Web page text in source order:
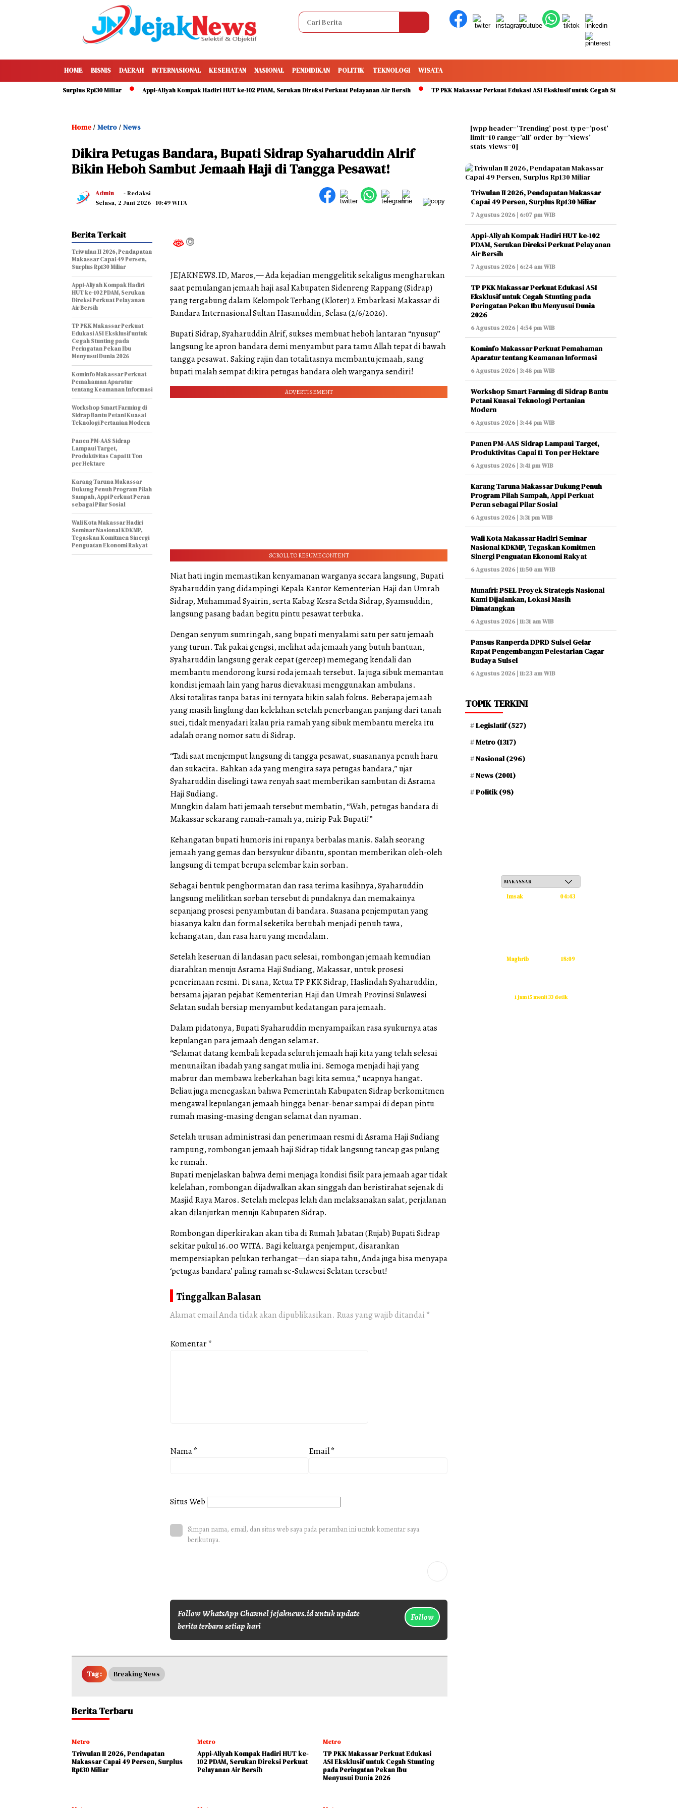
HOME BISNIS DAERAH INTERNASIONAL KESEHATAN NASIONAL PENDIDIKAN POLITIK TEKNOLOGI WISATA
49 Persen, Surplus Rp130 Miliar Appi-Aliyah Kompak Hadiri HUT ke-102 PDAM, Serukan Direksi Perkuat Pelayanan Air Bersih TP PKK Makassar Perkuat Edukasi ASI Eksklusif untuk Cegah Stunting pada Peringatan
Home / Metro / News
Dikira Petugas Bandara, Bupati Sidrap Syaharuddin Alrif
Bikin Heboh Sambut Jemaah Haji di Tangga Pesawat!
Admin
- Redaksi
Selasa, 2 Juni 2026- 10:49 WITA
JEJAKNEWS.ID, Maros,— Ada kejadian menggelitik sekaligus mengharukan
saat pemulangan jemaah haji asal Kabupaten Sidenreng Rappang (Sidrap)
yang tergabung dalam Kelompok Terbang (Kloter) 2 Embarkasi Makassar di
Bandara Internasional Sultan Hasanuddin, Selasa (2/6/2026).
Bupati Sidrap, Syaharuddin Alrif, sukses membuat heboh lantaran “nyusup”
langsung ke apron bandara demi menyambut para tamu Allah tepat di bawah
tangga pesawat. Saking rajin dan totalitasnya membantu jemaah, sang
bupati malah sempat dikira petugas bandara oleh warganya sendiri!
ADVERTISEMENT
SCROLL TO RESUME CONTENT
Niat hati ingin memastikan kenyamanan warganya secara langsung, Bupati
Syaharuddin yang didampingi Kepala Kantor Kementerian Haji dan Umrah
Sidrap, Muhammad Syairin, serta Kabag Kesra Setda Sidrap, Syamsuddin,
langsung pasang badan begitu pintu pesawat terbuka.
Dengan senyum sumringah, sang bupati menyalami satu per satu jemaah
yang turun. Tak pakai gengsi, melihat ada jemaah yang butuh bantuan,
Syaharuddin langsung gerak cepat (gercep) memegang kendali dan
membantu mendorong kursi roda jemaah tersebut. Ia juga sibuk memantau
kondisi jemaah lain yang harus dievakuasi menggunakan ambulans.
Aksi totalitas tanpa batas ini ternyata bikin salah fokus. Beberapa jemaah
yang masih linglung dan kelelahan setelah penerbangan panjang dari tanah
suci, tidak menyadari kalau pria ramah yang sibuk membantu mereka itu
adalah orang nomor satu di Sidrap.
“Tadi saat menjemput langsung di tangga pesawat, suasananya penuh haru
dan sukacita. Bahkan ada yang mengira saya petugas bandara,” ujar
Syaharuddin diselingi tawa renyah saat memberikan sambutan di Asrama
Haji Sudiang.
Mungkin dalam hati jemaah tersebut membatin, “Wah, petugas bandara di
Makassar sekarang ramah-ramah ya, mirip Pak Bupati!”
Kehangatan bupati humoris ini rupanya berbalas manis. Salah seorang
jemaah yang gemas dan bersyukur dibantu, spontan memberikan oleh-oleh
langsung di tempat berupa selembar kain sorban.
Sebagai bentuk penghormatan dan rasa terima kasihnya, Syaharuddin
langsung melilitkan sorban tersebut di pundaknya dan memakainya
sepanjang prosesi penyambutan di bandara. Suasana penjemputan yang
biasanya kaku dan formal seketika berubah menjadi penuh tawa,
kehangatan, dan rasa haru yang mendalam.
Setelah keseruan di landasan pacu selesai, rombongan jemaah kemudian
diarahkan menuju Asrama Haji Sudiang, Makassar, untuk prosesi
penerimaan resmi. Di sana, Ketua TP PKK Sidrap, Haslindah Syaharuddin,
bersama jajaran pejabat Kementerian Haji dan Umrah Provinsi Sulawesi
Selatan sudah bersiap menyambut kedatangan para jemaah.
Dalam pidatonya, Bupati Syaharuddin menyampaikan rasa syukurnya atas
kepulangan para jemaah dengan selamat.
“Selamat datang kembali kepada seluruh jemaah haji kita yang telah selesai
menunaikan ibadah yang sangat mulia ini. Semoga menjadi haji yang
mabrur dan membawa keberkahan bagi kita semua,” ucapnya hangat.
Beliau juga menegaskan bahwa Pemerintah Kabupaten Sidrap berkomitmen
mengawal kepulangan jemaah hingga benar-benar sampai di depan pintu
rumah masing-masing dengan selamat dan nyaman.
Setelah urusan administrasi dan penerimaan resmi di Asrama Haji Sudiang
rampung, rombongan jemaah haji Sidrap tidak langsung tancap gas pulang
ke rumah.
Bupati menjelaskan bahwa demi menjaga kondisi fisik para jemaah agar tidak
kelelahan, rombongan dijadwalkan akan singgah dan beristirahat sejenak di
Masjid Raya Maros. Setelah melepas lelah dan melaksanakan salat, perjalanan
akan dilanjutkan menuju Kabupaten Sidrap.
Rombongan diperkirakan akan tiba di Rumah Jabatan (Rujab) Bupati Sidrap
sekitar pukul 16.00 WITA. Bagi keluarga penjemput, disarankan
mempersiapkan pelukan terhangat—dan siapa tahu, Anda juga bisa menyapa
‘petugas bandara’ paling ramah se-Sulawesi Selatan tersebut!
Tinggalkan Balasan
Alamat email Anda tidak akan dipublikasikan. Ruas yang wajib ditandai *
Komentar*
Nama* Email*
Situs Web
Simpan nama, email, dan situs web saya pada peramban ini untuk komentar saya
berikutnya.
Follow WhatsApp Channel jejaknews.id untuk update
berita terbaru setiap hari
Follow
Berita Terkait
Triwulan II 2026, Pendapatan
Makassar Capai 49 Persen,
Surplus Rp130 Miliar
Appi-Aliyah Kompak Hadiri
HUT ke-102 PDAM, Serukan
Direksi Perkuat Pelayanan
Air Bersih
TP PKK Makassar Perkuat
Edukasi ASI Eksklusif untuk
Cegah Stunting pada
Peringatan Pekan Ibu
Menyusui Dunia 2026
Kominfo Makassar Perkuat
Pemahaman Aparatur
tentang Keamanan Informasi
Workshop Smart Farming di
Sidrap Bantu Petani Kuasai
Teknologi Pertanian Modern
Panen PM-AAS Sidrap
Lampaui Target,
Produktivitas Capai 11 Ton
per Hektare
Karang Taruna Makassar
Dukung Penuh Program Pilah
Sampah, Appi Perkuat Peran
sebagai Pilar Sosial
Wali Kota Makassar Hadiri
Seminar Nasional KDKMP,
Tegaskan Komitmen Sinergi
Penguatan Ekonomi Rakyat
Tag : Breaking News
Berita Terbaru
Metro
Triwulan II 2026, Pendapatan
Makassar Capai 49 Persen, Surplus
Rp130 Miliar
Metro
Appi-Aliyah Kompak Hadiri HUT ke-
102 PDAM, Serukan Direksi Perkuat
Pelayanan Air Bersih
Metro
TP PKK Makassar Perkuat Edukasi
ASI Eksklusif untuk Cegah Stunting
pada Peringatan Pekan Ibu
Menyusui Dunia 2026
[wpp header=’Trending’ post_type=’post’
limit=10 range=’all’ order_by=’views’
stats_views=0]
Triwulan II 2026, Pendapatan Makassar
Capai 49 Persen, Surplus Rp130 Miliar
7 Agustus 2026 | 6:07 pm WIB
Appi-Aliyah Kompak Hadiri HUT ke-102
PDAM, Serukan Direksi Perkuat Pelayanan
Air Bersih
7 Agustus 2026 | 6:24 am WIB
TP PKK Makassar Perkuat Edukasi ASI
Eksklusif untuk Cegah Stunting pada
Peringatan Pekan Ibu Menyusui Dunia
2026
6 Agustus 2026 | 4:54 pm WIB
Kominfo Makassar Perkuat Pemahaman
Aparatur tentang Keamanan Informasi
6 Agustus 2026 | 3:48 pm WIB
Workshop Smart Farming di Sidrap Bantu
Petani Kuasai Teknologi Pertanian
Modern
6 Agustus 2026 | 3:44 pm WIB
Panen PM-AAS Sidrap Lampaui Target,
Produktivitas Capai 11 Ton per Hektare
6 Agustus 2026 | 3:41 pm WIB
Karang Taruna Makassar Dukung Penuh
Program Pilah Sampah, Appi Perkuat
Peran sebagai Pilar Sosial
6 Agustus 2026 | 3:31 pm WIB
Wali Kota Makassar Hadiri Seminar
Nasional KDKMP, Tegaskan Komitmen
Sinergi Penguatan Ekonomi Rakyat
6 Agustus 2026 | 11:50 am WIB
Munafri: PSEL Proyek Strategis Nasional
Kami Dijalankan, Lokasi Masih
Dimatangkan
6 Agustus 2026 | 11:31 am WIB
Pansus Ranperda DPRD Sulsel Gelar
Rapat Pengembangan Pelestarian Cagar
Budaya Sulsel
6 Agustus 2026 | 11:23 am WIB
TOPIK TERKINI
Legislatif(527)
Metro (1317)
Nasional(296)
News (2001)
Politik(98)
Imsak 04:43
Maghrib 18:09
1 jam 15 menit 32 detik